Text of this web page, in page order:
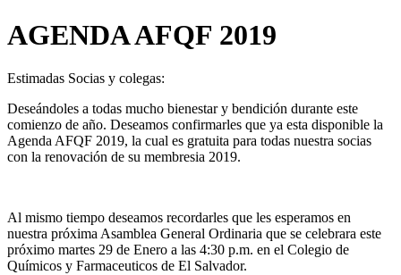
AGENDA AFQF 2019
Estimadas Socias y colegas:
Deseándoles a todas mucho bienestar y bendición durante este
comienzo de año. Deseamos confirmarles que ya esta disponible la
Agenda AFQF 2019, la cual es gratuita para todas nuestra socias
con la renovación de su membresia 2019.
Al mismo tiempo deseamos recordarles que les esperamos en
nuestra próxima Asamblea General Ordinaria que se celebrara este
próximo martes 29 de Enero a las 4:30 p.m. en el Colegio de
Químicos y Farmaceuticos de El Salvador.